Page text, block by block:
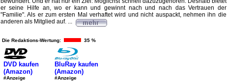
er seine Hilfe an, wo er kann und gewinnt nach und nach das Vertrauen der
"Familie". Als er zum ersten Mal verhaftet wird und nicht auspackt, nehmen ihn die
anderen als Mitglied auf. ...
Die Redaktions-Wertung: 35 %
DVD kaufen
(Amazon)
#Anzeige
BluRay kaufen
(Amazon)
#Anzeige